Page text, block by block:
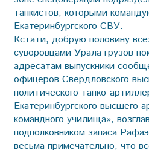
танкистов, которыми
Екатеринбургского СВУ.
Кстати, добрую половину
суворовцами Урала грузов
адресатам выпускники
офицеров Свердловского
политического танко-
Екатеринбургского высшего
командного училища»,
подполковником запаса
весьма примечательно, что